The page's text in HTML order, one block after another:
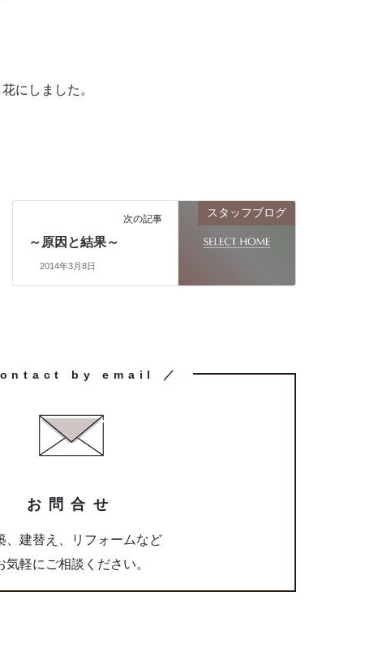
にしました。
スタッフブログ
次の記事
～原因と結果～
2014年3月8日
by email ／
お問合せ
、建替え、リフォームなど
気軽にご相談ください。